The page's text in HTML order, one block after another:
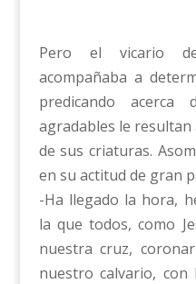
Pero el vicario
acompañaba a
predicando acerca
agradables le
de sus criaturas.
en su actitud de gran
-Ha llegado la hora,
la que todos, como
nuestra cruz,
nuestro calvario, con